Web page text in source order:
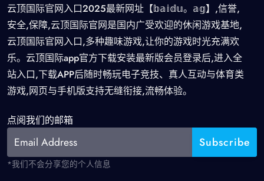
云顶国际官网入口2025最新网址【𝕓𝕒𝕚𝕕𝕦。𝕒𝕘】,信誉,
安全,保障,云顶国际官网是国内广受欢迎的休闲游戏基地,
云顶国际官网入口,多种趣味游戏,让你的游戏时光充满欢
乐。云顶国际app官方下载安装最新版会员登录后,进入全
站入口,下载APP后随时畅玩电子竞技、真人互动与体育类
游戏,网页与手机版支持无缝衔接,流畅体验。
点阅我们的邮箱
*我们不会分享您的个人信息